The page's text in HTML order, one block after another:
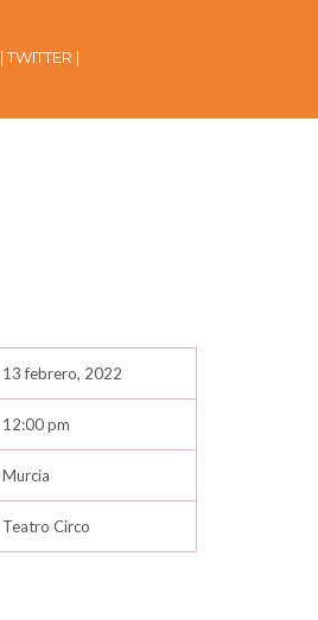
| TWITTER |
13 febrero, 2022
12:00 pm
Murcia
Teatro Circo